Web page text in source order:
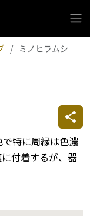
ミノヒラムシ
特に周縁は色濃
付着するが、器